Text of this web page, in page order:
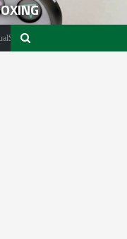
The Last of Us Limited Edition